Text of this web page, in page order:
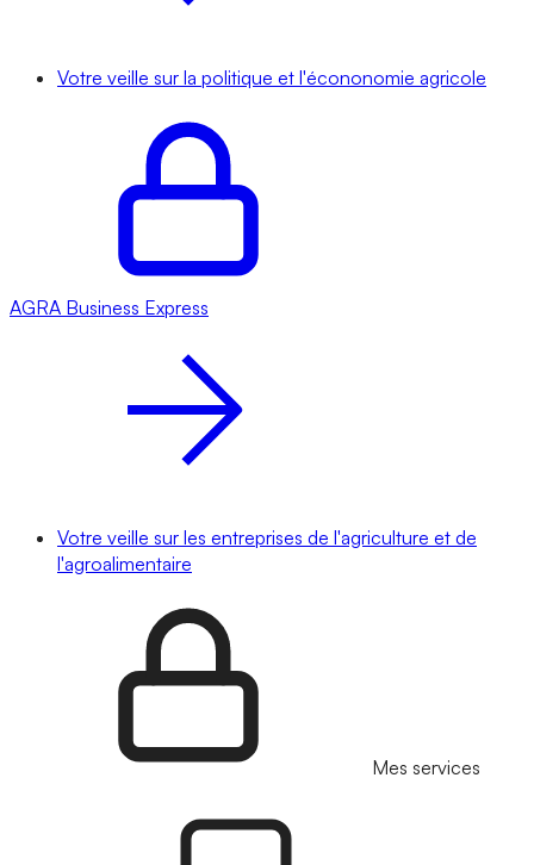
Votre veille sur la politique et l'écononomie agricole
AGRA Business Express
Votre veille sur les entreprises de l'agriculture et de
l'agroalimentaire
Mes services